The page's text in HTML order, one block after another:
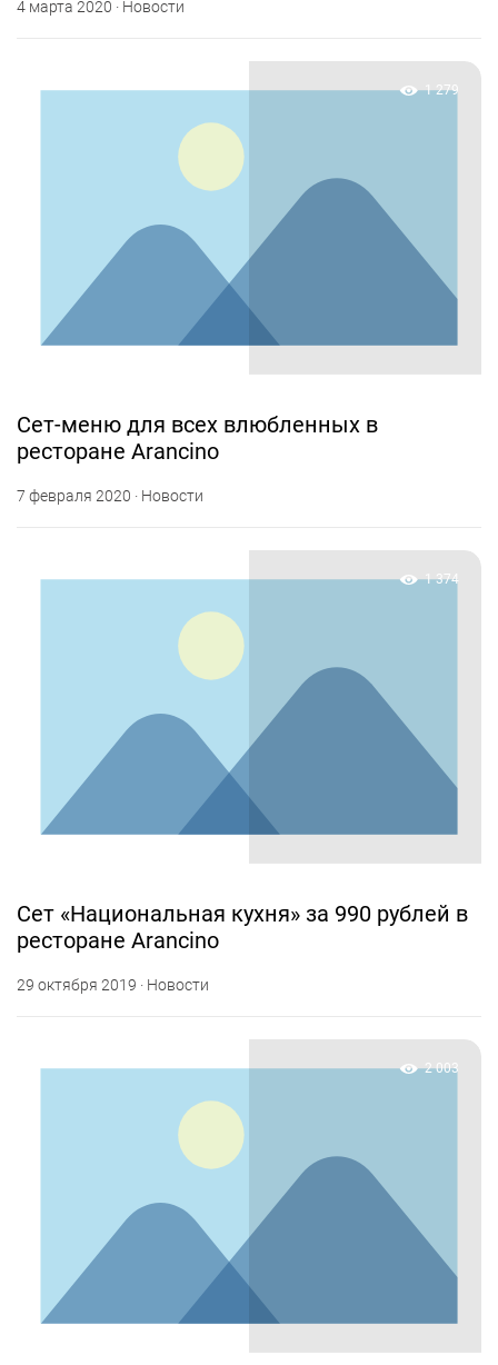
4 марта 2020 · Новости
1 279
Сет-меню для всех влюбленных в
ресторане Arancino
7 февраля 2020 · Новости
1 374
Сет «Национальная кухня» за 990 рублей в
ресторане Arancino
29 октября 2019 · Новости
2 003